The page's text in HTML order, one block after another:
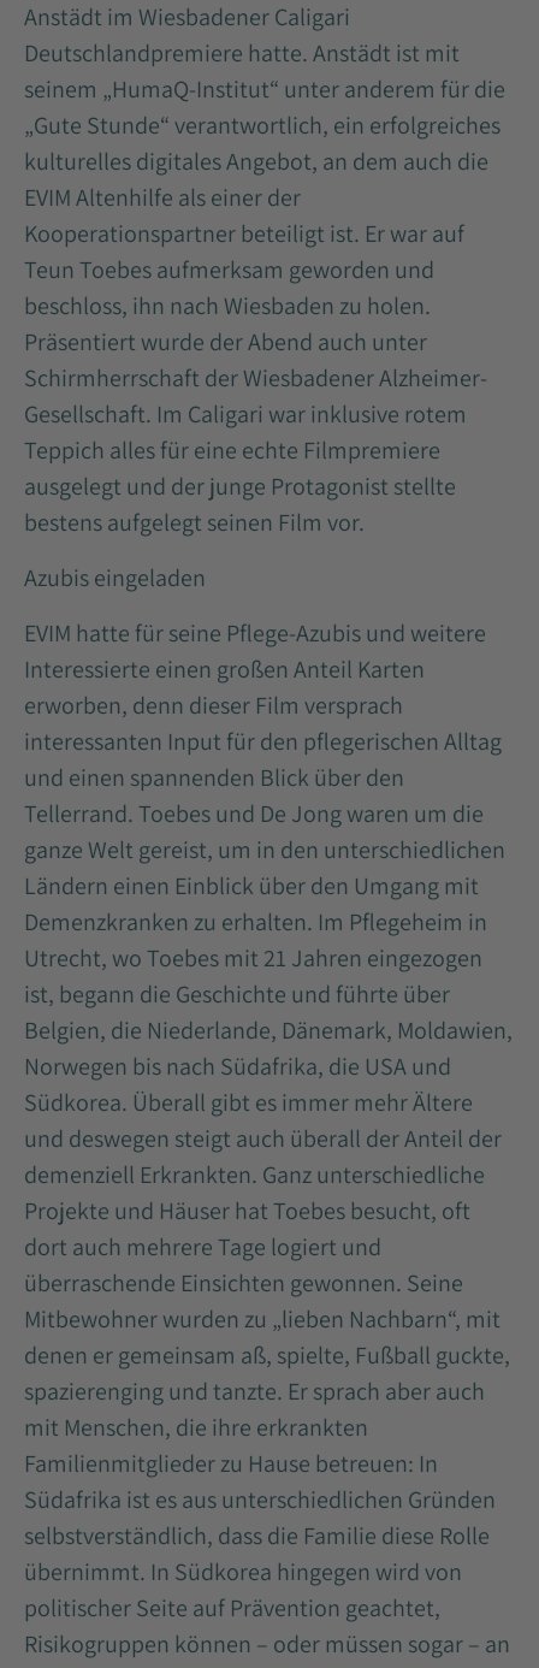
Anstädt im Wiesbadener Caligari
Deutschlandpremiere hatte. Anstädt ist mit
seinem „HumaQ-Institut“ unter anderem für die
„Gute Stunde“ verantwortlich, ein erfolgreiches
kulturelles digitales Angebot, an dem auch die
EVIM Altenhilfe als einer der
Kooperationspartner beteiligt ist. Er war auf
Teun Toebes aufmerksam geworden und
beschloss, ihn nach Wiesbaden zu holen.
Präsentiert wurde der Abend auch unter
Schirmherrschaft der Wiesbadener Alzheimer-
Gesellschaft. Im Caligari war inklusive rotem
Teppich alles für eine echte Filmpremiere
ausgelegt und der junge Protagonist stellte
bestens aufgelegt seinen Film vor.
Azubis eingeladen
EVIM hatte für seine Pflege-Azubis und weitere
Interessierte einen großen Anteil Karten
erworben, denn dieser Film versprach
interessanten Input für den pflegerischen Alltag
und einen spannenden Blick über den
Tellerrand. Toebes und De Jong waren um die
ganze Welt gereist, um in den unterschiedlichen
Ländern einen Einblick über den Umgang mit
Demenzkranken zu erhalten. Im Pflegeheim in
Utrecht, wo Toebes mit 21 Jahren eingezogen
ist, begann die Geschichte und führte über
Belgien, die Niederlande, Dänemark, Moldawien,
Norwegen bis nach Südafrika, die USA und
Südkorea. Überall gibt es immer mehr Ältere
und deswegen steigt auch überall der Anteil der
demenziell Erkrankten. Ganz unterschiedliche
Projekte und Häuser hat Toebes besucht, oft
dort auch mehrere Tage logiert und
überraschende Einsichten gewonnen. Seine
Mitbewohner wurden zu „lieben Nachbarn“, mit
denen er gemeinsam aß, spielte, Fußball guckte,
spazierenging und tanzte. Er sprach aber auch
mit Menschen, die ihre erkrankten
Familienmitglieder zu Hause betreuen: In
Südafrika ist es aus unterschiedlichen Gründen
selbstverständlich, dass die Familie diese Rolle
übernimmt. In Südkorea hingegen wird von
politischer Seite auf Prävention geachtet,
Risikogruppen können – oder müssen sogar – an